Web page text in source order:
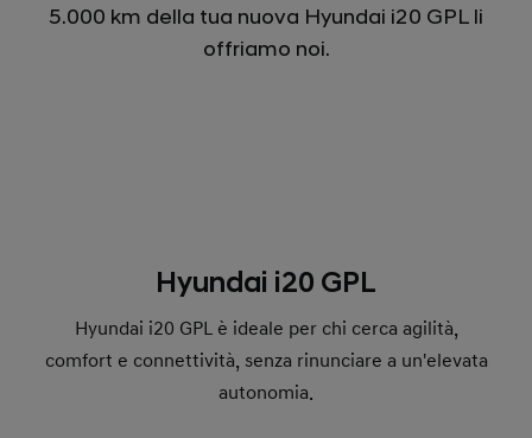
5.000 km della tua nuova Hyundai i20 GPL li
offriamo noi.
Hyundai i20 GPL
Hyundai i20 GPL è ideale per chi cerca agilità,
comfort e connettività, senza rinunciare a un'elevata
autonomia.